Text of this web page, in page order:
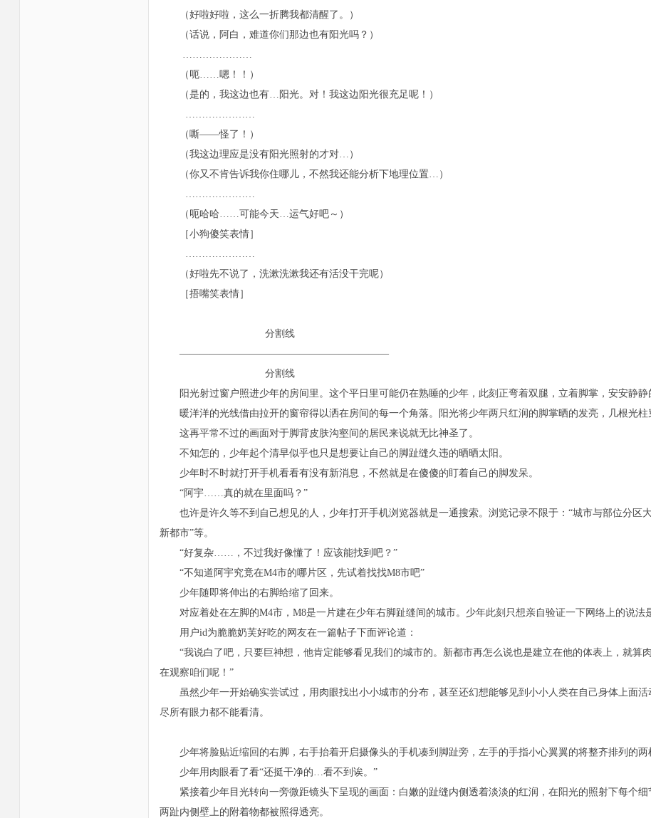
（好啦好啦，这么一折腾我都清醒了。）
（话说，阿白，难道你们那边也有阳光吗？）
…………………
（呃……嗯！！）
（是的，我这边也有…阳光。对！我这边阳光很充足呢！）
…………………
（嘶——怪了！）
（我这边理应是没有阳光照射的才对…）
（你又不肯告诉我你住哪儿，不然我还能分析下地理位置…）
…………………
（呃哈哈……可能今天…运气好吧～）
［小狗傻笑表情］
…………………
（好啦先不说了，洗漱洗漱我还有活没干完呢）
［捂嘴笑表情］
分割线
—————————————————————
分割线
阳光射过窗户照进少年的房间里。这个平日里可能仍在熟睡的少年，此刻正弯着双腿，立着脚掌，安安静静
暖洋洋的光线借由拉开的窗帘得以洒在房间的每一个角落。阳光将少年两只红润的脚掌晒的发亮，几根光柱
这再平常不过的画面对于脚背皮肤沟壑间的居民来说就无比神圣了。
不知怎的，少年起个清早似乎也只是想要让自己的脚趾缝久违的晒晒太阳。
少年时不时就打开手机看看有没有新消息，不然就是在傻傻的盯着自己的脚发呆。
“阿宇……真的就在里面吗？”
也许是许久等不到自己想见的人，少年打开手机浏览器就是一通搜索。浏览记录不限于：“城市与部位分区大
新都市”等。
“好复杂……，不过我好像懂了！应该能找到吧？”
“不知道阿宇究竟在M4市的哪片区，先试着找找M8市吧”
少年随即将伸出的右脚给缩了回来。
对应着处在左脚的M4市，M8是一片建在少年右脚趾缝间的城市。少年此刻只想亲自验证一下网络上的说法
用户id为脆脆奶芙好吃的网友在一篇帖子下面评论道：
“我说白了吧，只要巨神想，他肯定能够看见我们的城市的。新都市再怎么说也是建立在他的体表上，就算
在观察咱们呢！”
虽然少年一开始确实尝试过，用肉眼找出小小城市的分布，甚至还幻想能够见到小小人类在自己身体上面
尽所有眼力都不能看清。
少年将脸贴近缩回的右脚，右手抬着开启摄像头的手机凑到脚趾旁，左手的手指小心翼翼的将整齐排列的两
少年用肉眼看了看“还挺干净的…看不到诶。”
紧接着少年目光转向一旁微距镜头下呈现的画面：白嫩的趾缝内侧透着淡淡的红润，在阳光的照射下每个
两趾内侧壁上的附着物都被照得透亮。